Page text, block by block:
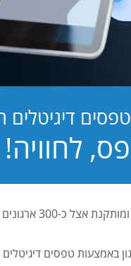
דיגיטלים
PB Digital (PrintBOS Digital) הינה המערכת לטפסים דיגיטלים המובילה בישראל ומותקנת אצל כ-300 ארגונים
באמצעות טפסים